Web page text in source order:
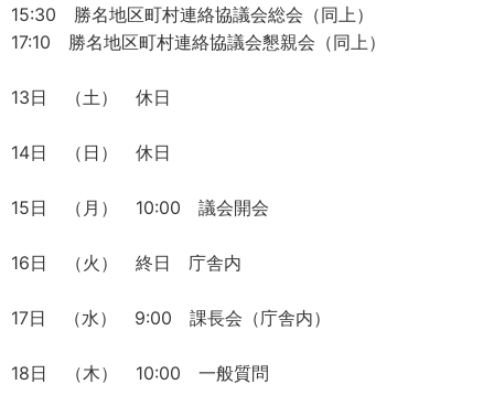
15:30 勝名地区町村連絡協議会総会（同上）
17:10 勝名地区町村連絡協議会懇親会（同上）
13日 （土） 休日
14日 （日） 休日
15日 （月） 10:00 議会開会
16日 （火） 終日 庁舎内
17日 （水） 9:00 課長会（庁舎内）
18日 （木） 10:00 一般質問